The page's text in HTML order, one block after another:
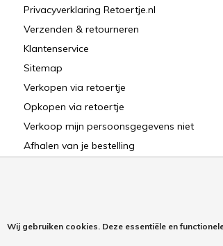
Privacyverklaring Retoertje.nl
Verzenden & retourneren
Klantenservice
Sitemap
Verkopen via retoertje
Opkopen via retoertje
Verkoop mijn persoonsgegevens niet
Afhalen van je bestelling
Wij gebruiken cookies. Deze essentiële en